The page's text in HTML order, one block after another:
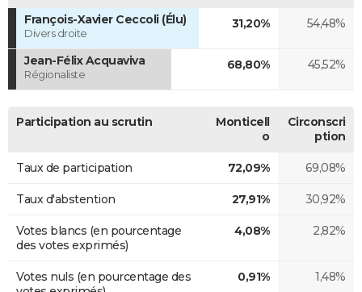
François-Xavier Ceccoli (Élu)
Divers droite
31,20% 54,48%
Jean-Félix Acquaviva
Régionaliste
68,80% 45,52%
Participation au scrutin
Monticell
o
Circonscri
ption
Taux de participation 72,09% 69,08%
Taux d'abstention 27,91% 30,92%
Votes blancs (en pourcentage
des votes exprimés)
4,08% 2,82%
Votes nuls (en pourcentage des
0,91% 1,48%